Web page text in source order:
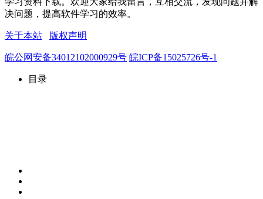
决问题，提高软件学习的效率。
关于本站 版权声明
皖公网安备34012102000929号 皖ICP备15025726号-1
目录